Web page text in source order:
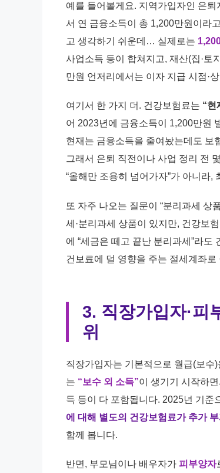
예를 들어볼게요. 지역가입자인 은
서 연 금융소득이 총 1,200만원이라
고 생각하기 쉬운데… 실제로는
사업소득 등이 합쳐지고, 재산(집·토
만원 언저리에서는 이자 지급 시점·
여기서 한 가지 더. 건강보험료는 “현
어 2023년에 금융소득이 1,200만원
현재는 금융소득을 줄여놨는데도 보
그래서 은퇴 직전이나 사업 정리 전
“올해만 조용히 넘어가자”가 아니라,
또 자주 나오는 질문이 “분리과세 상
세·분리과세 상품이 있지만, 건강보
에 “세금은 떼고 끝난 분리과세”라
건보료에 덜 영향을 주는 절세계좌
3. 직장가입자·피
위
직장가입자는 기본적으로 월급(보수
는 “보수 외 소득”이 생기기 시작하
득 등이 다 포함됩니다. 2025년 기준
에 대해 별도의 건강보험료가 추가
함께 봅니다.
반면, 부모님이나 배우자가 피부양자